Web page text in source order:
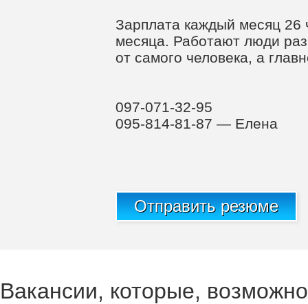
Зарплата каждый месяц 26
месяца. Работают люди
от самого человека, а
097-071-32-95
095-814-81-87 — Елена
Отправить резюме
Вакансии, которые,